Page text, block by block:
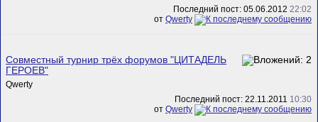
Последний пост: 05.06.2012 22:02
от Qwerty
Совместный турнир трёх форумов "ЦИТАДЕЛЬ
ГЕРОЕВ"
Qwerty
Последний пост: 22.11.2011 10:30
от Qwerty